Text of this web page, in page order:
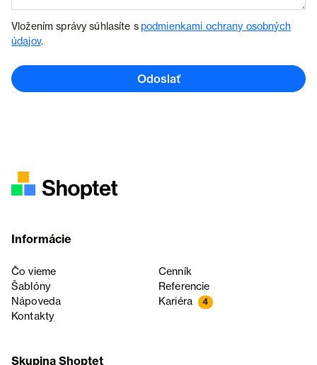
Vložením správy súhlasíte spodmienkami ochrany osobných
údajov.
Odoslať
Informácie
Čo vieme
Cenník
Šablóny
Referencie
Nápoveda
Kariéra 4
Kontakty
Skupina Shoptet